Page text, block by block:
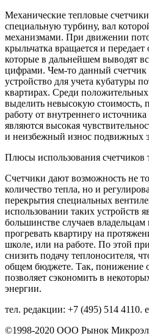
Механические тепловые
специальную турбину, вал
механизмами. При движении
крыльчатка вращается и
которые в дальнейшем выводят
цифрами. Чем-то данный
устройство для учета кубатуры
квартирах. Среди
выделить невысокую стоимость,
работу от внутреннего
являются высокая
и неизбежный износ подвижных
Плюсы использования счетчиков
Счетчики дают возможность не
количество тепла, но и
перекрытия специальных
использовании таких устройств
большинстве случаев
прогревать квартиру на
школе, или на работе. По этой
снизить подачу теплоносителя,
общем бюджете. Так, понижение
позволяет сэкономить в
энергии.
тел. редакции: +7 (495) 514 4110.
©1998-2020 ООО Рынок